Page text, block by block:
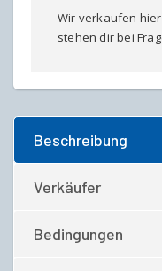
Wir verkaufen
stehen dir bei
Beschreibung
Verkäufer
Bedingungen